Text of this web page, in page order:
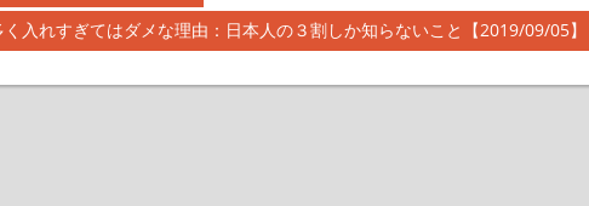
入れすぎてはダメな理由：日本人の３割しか知らないこと【2019/09/05】